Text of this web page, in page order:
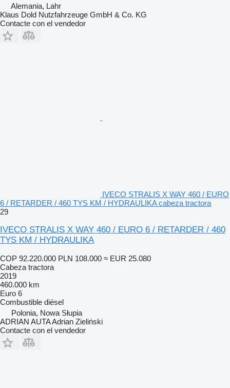
Alemania, Lahr
Klaus Dold Nutzfahrzeuge GmbH & Co. KG
Contacte con el vendedor
IVECO STRALIS X WAY 460 / EURO
6 / RETARDER / 460 TYS KM / HYDRAULIKA cabeza tractora
29
IVECO STRALIS X WAY 460 / EURO 6 / RETARDER / 460
TYS KM / HYDRAULIKA
COP 92.220.000 PLN 108.000 ≈ EUR 25.080
Cabeza tractora
2019
460.000 km
Euro 6
Combustible diésel
Polonia, Nowa Słupia
ADRIAN AUTA Adrian Zieliński
Contacte con el vendedor